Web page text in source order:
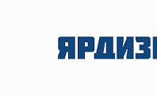
содержанию